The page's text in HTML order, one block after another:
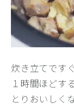
炊き立てです
１時間ほどす
とりおいしく